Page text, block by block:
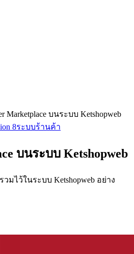
Marketplace บนระบบ Ketshopweb
8ระบบร้านค้า
บนระบบ Ketshopweb
มไว้ในระบบ Ketshopweb อย่าง